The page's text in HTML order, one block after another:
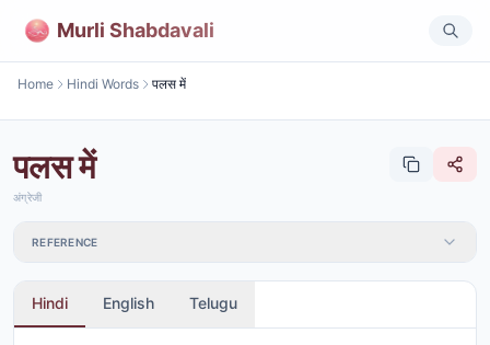
Murli Shabdavali
Home Hindi Words पलस में
पलस में
अंग्रेजी
REFERENCE
Hindi English Telugu